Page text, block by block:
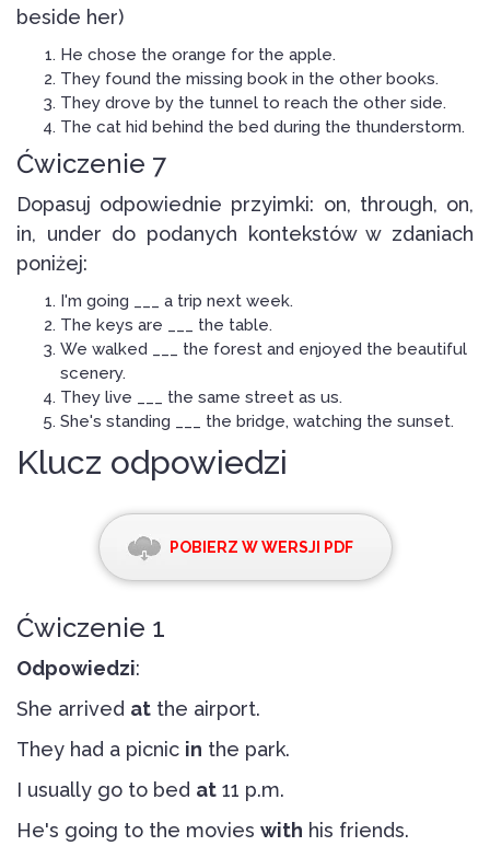
beside her)
He chose the orange for the apple.
They found the missing book in the other books.
They drove by the tunnel to reach the other side.
The cat hid behind the bed during the thunderstorm.
Ćwiczenie 7
Dopasuj odpowiednie przyimki: on, through, on,
in, under do podanych kontekstów w zdaniach
poniżej:
I'm going ___ a trip next week.
The keys are ___ the table.
We walked ___ the forest and enjoyed the beautiful
scenery.
They live ___ the same street as us.
She's standing ___ the bridge, watching the sunset.
Klucz odpowiedzi
POBIERZ W WERSJI PDF
Ćwiczenie 1
Odpowiedzi:
She arrived at the airport.
They had a picnic in the park.
I usually go to bed at 11 p.m.
He's going to the movies with his friends.